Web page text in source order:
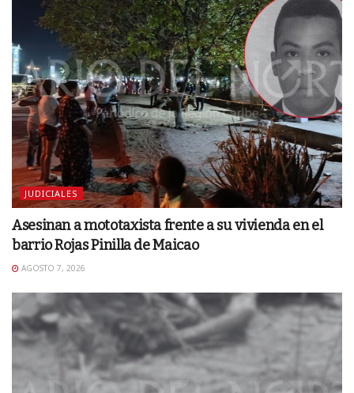
JUDICIALES
Asesinan a mototaxista frente a su vivienda en el
barrio Rojas Pinilla de Maicao
AGOSTO 7, 2026